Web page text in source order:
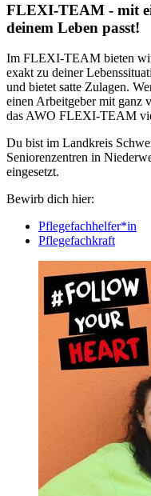
FLEXI-TEAM - mit
deinem Leben passt!
Im FLEXI-TEAM bieten
exakt zu deiner
und bietet satte Zulagen.
einen Arbeitgeber mit ganz
das AWO FLEXI-TEAM
Du bist im Landkreis
Seniorenzentren in
eingesetzt.
Bewirb dich hier:
Pflegefachhelfer*in
Pflegefachkraft